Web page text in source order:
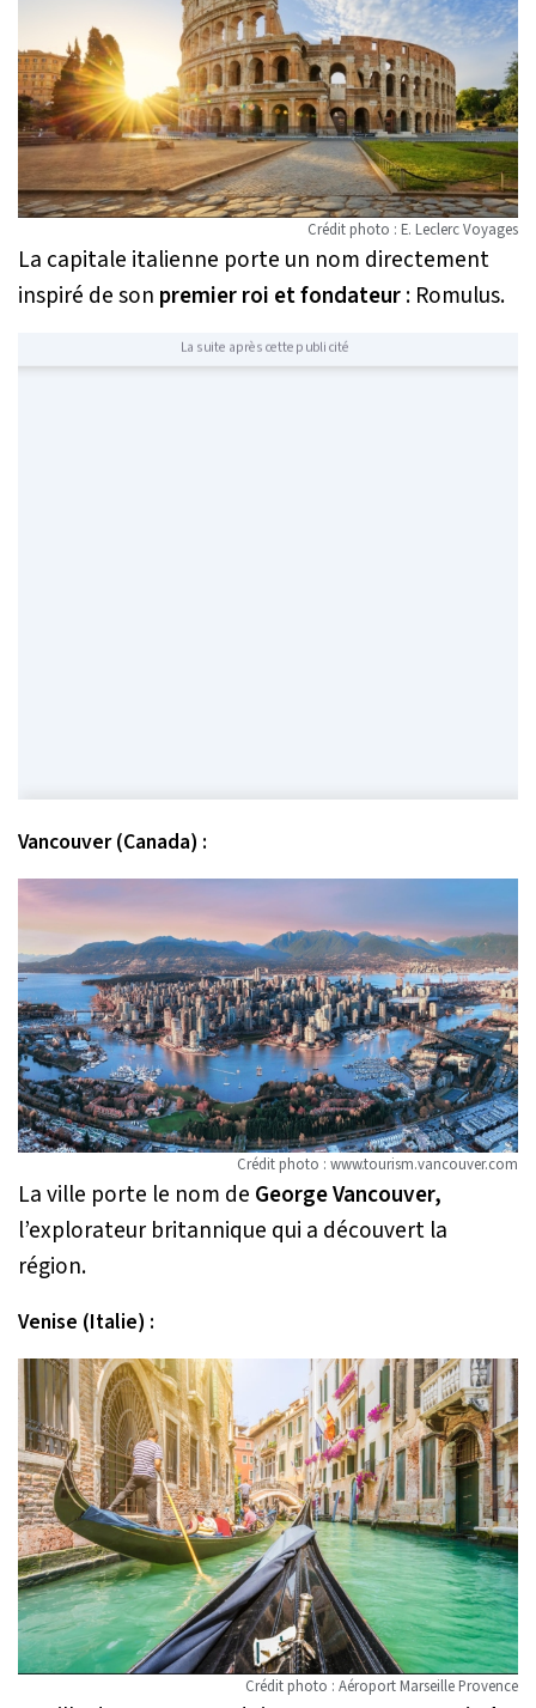
Crédit photo : E. Leclerc Voyages
La capitale italienne porte un nom directement
inspiré de son premier roi et fondateur: Romulus.
La suite après cette publicité
Vancouver (Canada) :
Crédit photo : www.tourism.vancouver.com
La ville porte le nom de George Vancouver,
l’explorateur britannique qui a découvert la
région.
Venise (Italie) :
Crédit photo : Aéroport Marseille Provence